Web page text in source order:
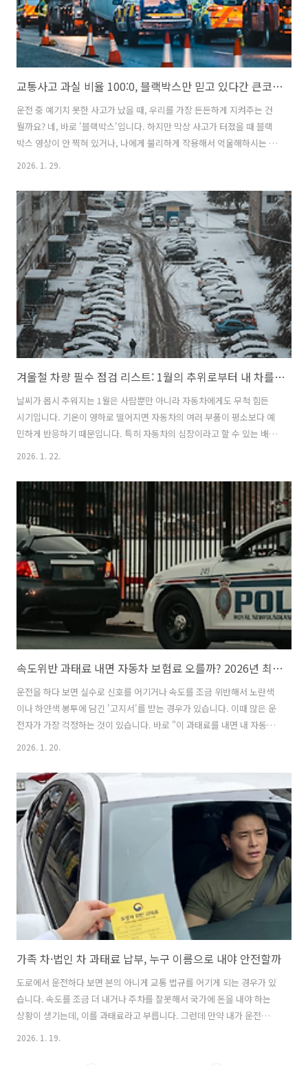
교통사고 과실 비율 100:0, 블랙박스만 믿고 있다간 큰코다칩니다
운전 중 예기치 못한 사고가 났을 때, 우리를 가장 든든하게 지켜주는 건
뭘까요? 네, 바로 '블랙박스'입니다. 하지만 막상 사고가 터졌을 때 블랙
박스 영상이 안 찍혀 있거나, 나에게 불리하게 작용해서 억울해하시는 분
들을 현장에서 정말 많이 뵙습니다.실제로 보험개발원 조사에 따르면, 자
약 10만 건을 넘어서고 있다고 해요. 오늘은 억울한 과실 비율을 피하기
위해 우리가 꼭 챙겨야 할 '진짜 대처법'을 이야기해보겠습니다.교통사
고 과실 비율 100:0, 블랙박스만 믿고 있다간 큰코다칩니다1. 사고 직후,
블랙박스 메모리 카드부터 확보하세요사고가 나면 경황이 없어서 보험
사만 기다리는 경우가 많죠. 그런데 혹시 이런 경험 있으세요? 사고 ..
2026. 1. 29.
겨울철 차량 필수 점검 리스트: 1월의 추위로부터 내 차를 보호하는 방법
날씨가 몹시 추워지는 1월은 사람뿐만 아니라 자동차에게도 무척 힘든
시기입니다. 기온이 영하로 떨어지면 자동차의 여러 부품이 평소보다 예
민하게 반응하기 때문입니다. 특히 자동차의 심장이라고 할 수 있는 배터
리와 발 역할을 하는 타이어는 안전과 직결되므로 세심한 관리가 필요합
을 자세히 설명해 드리겠습니다.겨울철 차량 필수 점검 리스트: 1월의 추
위로부터 내 차를 보호하는 방법추운 날씨에 배터리가 힘들어하는 이유
와 관리법자동차 배터리는 전기를 저장해 두었다가 시동을 걸 때 큰 힘을
내는 장치입니다. 배터리 내부에는 액체 상태의 화학 물질이 들어 있는
데, 날씨가 추워지면 이 액체의 움직임이 둔해집니다. 마치 우리가 추운
겨울에 몸을 웅크리고..
2026. 1. 22.
속도위반 과태료 내면 자동차 보험료 오를까? 2026년 최신 기준 완벽 정리
운전을 하다 보면 실수로 신호를 어기거나 속도를 조금 위반해서 노란색
이나 하얀색 봉투에 담긴 '고지서'를 받는 경우가 있습니다. 이때 많은 운
전자가 가장 걱정하는 것이 있습니다. 바로 "이 과태료를 내면 내 자동차
이해할 수 있을 만큼 쉽고 자세하게 설명해 드리겠습니다.속도위반 과태
료 내면 자동차 보험료 오를까? 2026년 최신 기준 완벽 정리과태료와 범
칙금의 차이를 먼저 알아야 합니다보험료 인상 여부를 알기 위해서는 내
가 받은 종이가 '과태료'인지 '범칙금'인지를 먼저 확인해야 합니다. 이름
이 비슷해서 헷갈릴 수 있지만, 이 둘은 아주 큰 차이가 있습니다.먼저 과
태료는..
2026. 1. 20.
가족 차·법인 차 과태료 납부, 누구 이름으로 내야 안전할까
도로에서 운전하다 보면 본의 아니게 교통 법규를 어기게 되는 경우가 있
습니다. 속도를 조금 더 내거나 주차를 잘못해서 국가에 돈을 내야 하는
상황이 생기는데, 이를 과태료라고 부릅니다. 그런데 만약 내가 운전한
차가 내 이름으로 된 차가 아니라면, 즉 부모님 이름으로 된 가족 차이거
2026. 1. 19.